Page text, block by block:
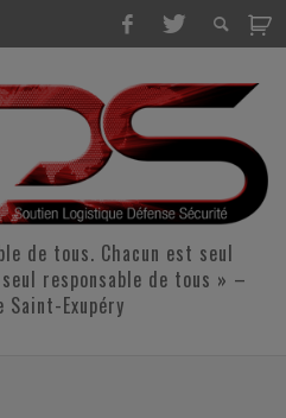
de tous. Chacun est seul
responsable de tous » –
Saint-Exupéry